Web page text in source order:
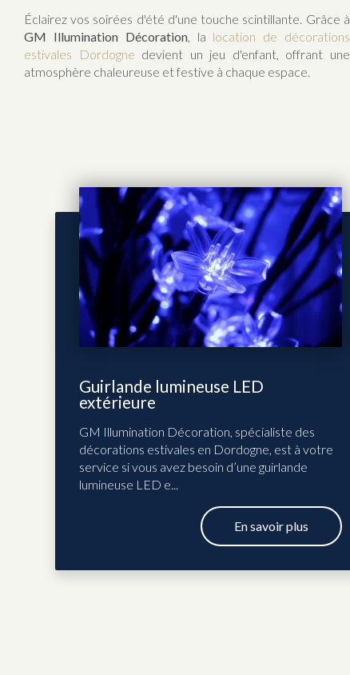
Éclairez vos soirées d'été d'une touche scintillante. Grâce à
GM Illumination Décoration, la location de décorations
estivales Dordogne devient un jeu d'enfant, offrant une
atmosphère chaleureuse et festive à chaque espace.
Guirlande lumineuse LED
extérieure
GM Illumination Décoration, spécialiste des
décorations estivales en Dordogne, est à votre
service si vous avez besoin d’une guirlande
lumineuse LED e...
En savoir plus